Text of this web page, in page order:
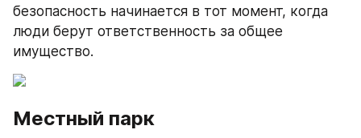
безопасность начинается в тот момент, когда
люди берут ответственность за общее
имущество.
Местный парк